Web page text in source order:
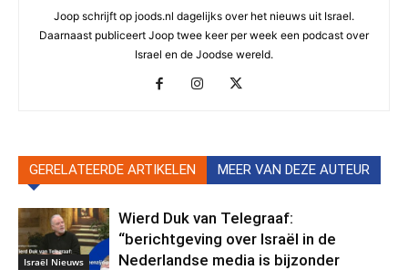
Joop schrijft op joods.nl dagelijks over het nieuws uit Israel.
Daarnaast publiceert Joop twee keer per week een podcast over
Israel en de Joodse wereld.
GERELATEERDE ARTIKELEN MEER VAN DEZE AUTEUR
Israël Nieuws
Wierd Duk van Telegraaf:
“berichtgeving over Israël in de
Nederlandse media is bijzonder